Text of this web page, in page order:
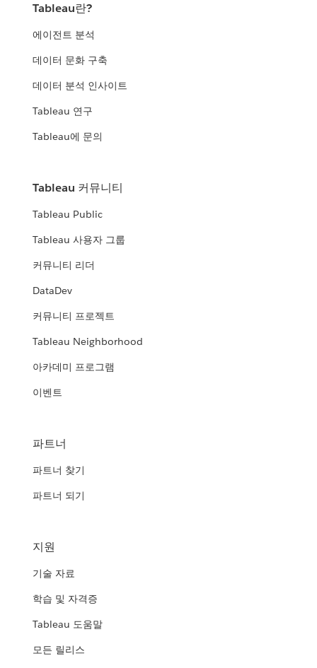
Tableau란?
에이전트 분석
데이터 문화 구축
데이터 분석 인사이트
Tableau 연구
Tableau에 문의
Tableau 커뮤니티
Tableau Public
Tableau 사용자 그룹
커뮤니티 리더
DataDev
커뮤니티 프로젝트
Tableau Neighborhood
아카데미 프로그램
이벤트
파트너
파트너 찾기
파트너 되기
지원
기술 자료
학습 및 자격증
Tableau 도움말
모든 릴리스